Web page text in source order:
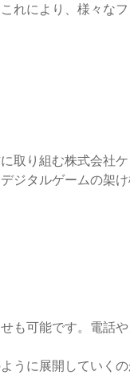
れにより、様々な
取り組む株式会社
ジタルゲームの架
も可能です。電話
うに展開していく